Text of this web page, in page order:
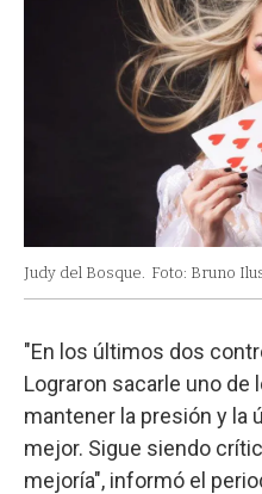
Judy del Bosque. Foto: Bruno
"En los últimos dos
Lograron sacarle uno
mantener la presión y la
mejor. Sigue siendo
mejoría", informó el